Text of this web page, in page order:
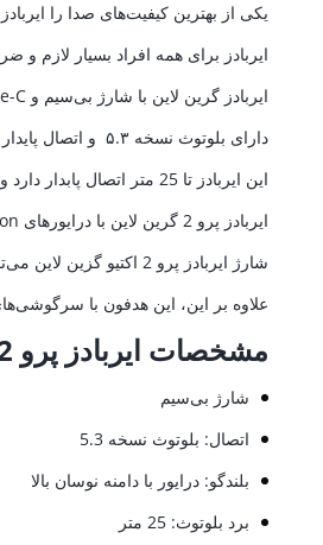
یکی از بهترین کیفیت‌های صدا را ایربادز پرو 2 اکتیو گرین
ایربادز برای همه افراد بسیار لازم
ایربادز گرین لاین با شارژ بی‌سیم و Type-C سازگار است.
دارای بلوتوث نسخه ۵.۳ و اتصال پایدار در برد ۲۵ متری است.
این ایربادز تا 25 متر اتصال پابدار دارد و شما با خیالی آسوده می توانید صحبت کنید.
ایربادز پرو 2 گرین لاین با درایورهای High-excursion خود، صدایی با کیفیت بالا به شما هدیه می دهد.
شارژ ایربادز پرو 2 اکتیو گزین لاین می‌تواند تا ۵ ساعت دوام بیاورد و کیس شارژ آن ۲۰ ساعت دیگر دوام می‌آورد.
علاوه بر این، این هدفون با
مشخصات ایربادز پرو 2 گرین لاین
شارژ بی‌سیم
اتصال: بلوتوث نسخه 5.3
بلندگو: درایور با دامنه نوسان بالا
برد بلوتوث: 25 متر